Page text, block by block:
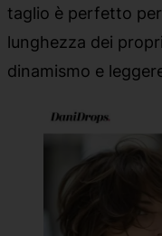
taglio è perfetto
lunghezza dei
dinamismo e